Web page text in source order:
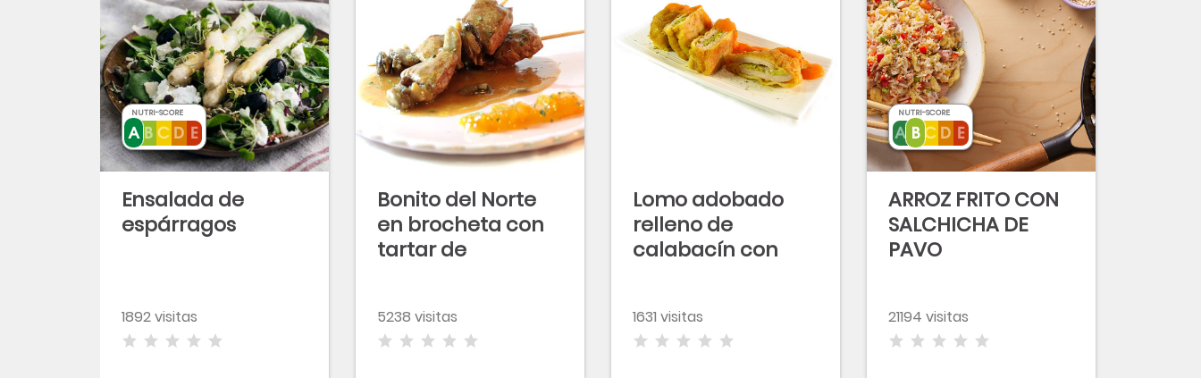
Ensalada de
espárragos
1892 visitas
NUTRI-SCORE
Bonito del Norte
en brocheta con
tartar de
5238 visitas
Lomo adobado
relleno de
calabacín con
1631 visitas
ARROZ FRITO CON
SALCHICHA DE
PAVO
21194 visitas
NUTRI-SCORE